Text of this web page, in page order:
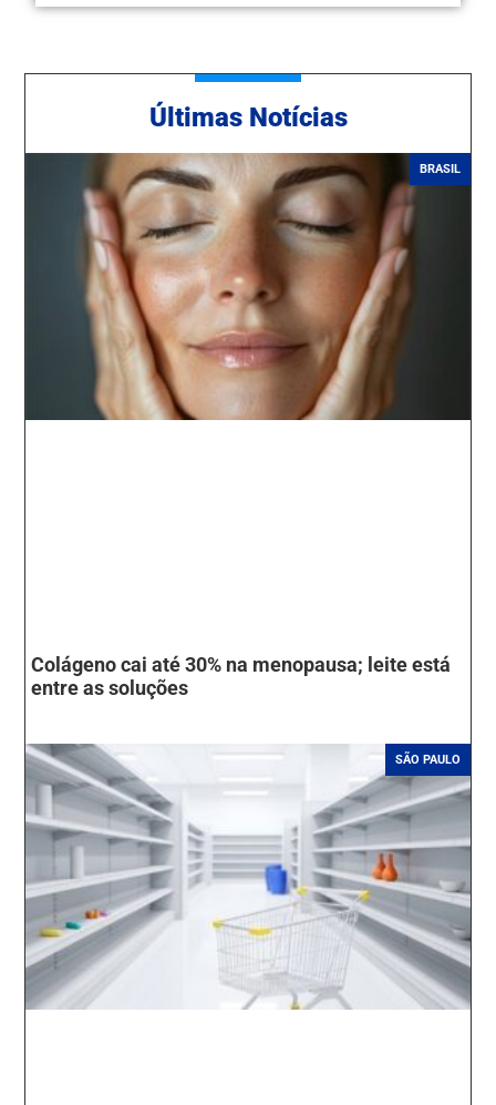
Últimas Notícias
BRASIL
Colágeno cai até 30% na menopausa; leite está
entre as soluções
SÃO PAULO